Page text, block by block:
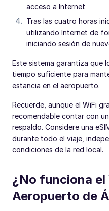
acceso a Internet
Tras las cuatro horas
utilizando Internet de
iniciando sesión de
Este sistema garantiza que
tiempo suficiente para
estancia en el aeropuerto.
Recuerde, aunque el WiFi
recomendable contar con
respaldo. Considere una
durante todo el viaje,
condiciones de la red local.
¿No funciona el
Aeropuerto de